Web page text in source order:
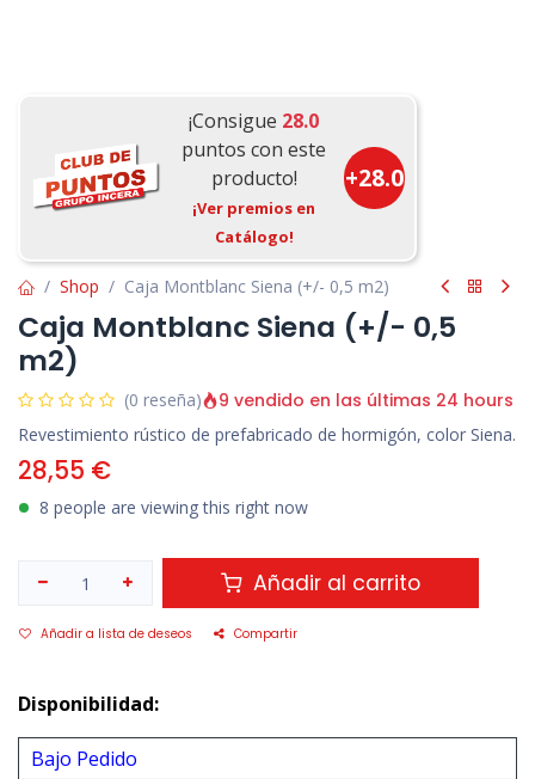
¡Consigue 28.0
puntos con este
producto!
¡Ver premios en
Catálogo!
+28.0
Shop Caja Montblanc Siena (+/- 0,5 m2)
Caja Montblanc Siena (+/- 0,5
m2)
(0 reseña) 9 vendido en las últimas 24 hours
Revestimiento rústico de prefabricado de hormigón, color Siena.
28,55 €
8 people are viewing this right now
Añadir al carrito
Añadir a lista de deseos Compartir
Disponibilidad:
Bajo Pedido